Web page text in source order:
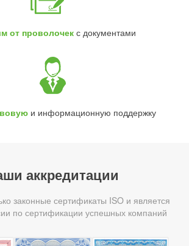
от проволочекс документами
и информационную поддержку
аккредитации
законные сертификаты ISO и является
по сертификации успешных компаний